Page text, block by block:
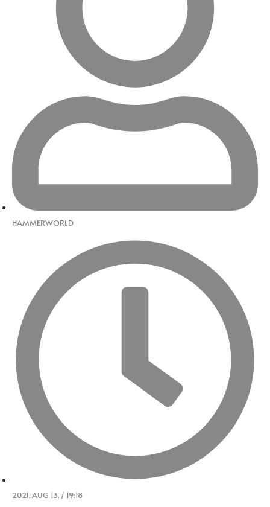
HAMMERWORLD
2021. AUG 13. / 19:18